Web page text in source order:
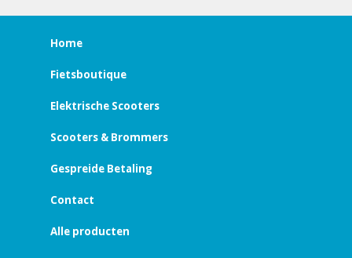
Home
Fietsboutique
Elektrische Scooters
Scooters & Brommers
Gespreide Betaling
Contact
Alle producten